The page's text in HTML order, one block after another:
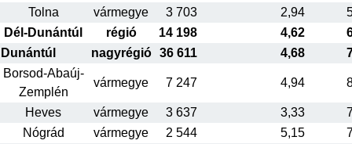
Tolna
vármegye 3 703 2,94
Dél-Dunántúl
régió 14 198 4,62
Dunántúl
nagyrégió 36 611 4,68
Borsod-Abaúj-
Zemplén
vármegye 7 247 4,94
Heves vármegye 3 637 3,33
Nógrád
vármegye 2 544 5,15